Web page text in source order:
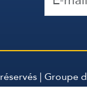
| Groupe